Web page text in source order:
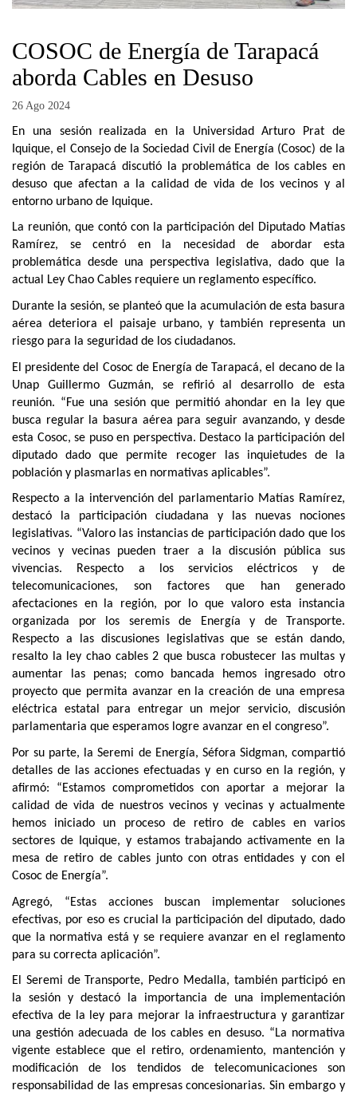
COSOC de Energía de Tarapacá
aborda Cables en Desuso
26 Ago 2024
En una sesión realizada en la Universidad Arturo Prat de
Iquique, el Consejo de la Sociedad Civil de Energía (Cosoc) de la
región de Tarapacá discutió la problemática de los cables en
desuso que afectan a la calidad de vida de los vecinos y al
entorno urbano de Iquique.
La reunión, que contó con la participación del Diputado Matías
Ramírez, se centró en la necesidad de abordar esta
problemática desde una perspectiva legislativa, dado que la
actual Ley Chao Cables requiere un reglamento específico.
Durante la sesión, se planteó que la acumulación de esta basura
aérea deteriora el paisaje urbano, y también representa un
riesgo para la seguridad de los ciudadanos.
El presidente del Cosoc de Energía de Tarapacá, el decano de la
Unap Guillermo Guzmán, se refirió al desarrollo de esta
reunión. “Fue una sesión que permitió ahondar en la ley que
busca regular la basura aérea para seguir avanzando, y desde
esta Cosoc, se puso en perspectiva. Destaco la participación del
diputado dado que permite recoger las inquietudes de la
población y plasmarlas en normativas aplicables”.
Respecto a la intervención del parlamentario Matías Ramírez,
destacó la participación ciudadana y las nuevas nociones
legislativas. “Valoro las instancias de participación dado que los
vecinos y vecinas pueden traer a la discusión pública sus
vivencias. Respecto a los servicios eléctricos y de
telecomunicaciones, son factores que han generado
afectaciones en la región, por lo que valoro esta instancia
organizada por los seremis de Energía y de Transporte.
Respecto a las discusiones legislativas que se están dando,
resalto la ley chao cables 2 que busca robustecer las multas y
aumentar las penas; como bancada hemos ingresado otro
proyecto que permita avanzar en la creación de una empresa
eléctrica estatal para entregar un mejor servicio, discusión
parlamentaria que esperamos logre avanzar en el congreso”.
Por su parte, la Seremi de Energía, Séfora Sidgman, compartió
detalles de las acciones efectuadas y en curso en la región, y
afirmó: “Estamos comprometidos con aportar a mejorar la
calidad de vida de nuestros vecinos y vecinas y actualmente
hemos iniciado un proceso de retiro de cables en varios
sectores de Iquique, y estamos trabajando activamente en la
mesa de retiro de cables junto con otras entidades y con el
Cosoc de Energía”.
Agregó, “Estas acciones buscan implementar soluciones
efectivas, por eso es crucial la participación del diputado, dado
que la normativa está y se requiere avanzar en el reglamento
para su correcta aplicación”.
El Seremi de Transporte, Pedro Medalla, también participó en
la sesión y destacó la importancia de una implementación
efectiva de la ley para mejorar la infraestructura y garantizar
una gestión adecuada de los cables en desuso. “La normativa
vigente establece que el retiro, ordenamiento, mantención y
modificación de los tendidos de telecomunicaciones son
responsabilidad de las empresas concesionarias. Sin embargo y